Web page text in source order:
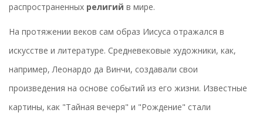
распространенных религий в мире.
На протяжении веков сам образ Иисуса отражался в
искусстве и литературе. Средневековые художники, как,
например, Леонардо да Винчи, создавали свои
произведения на основе событий из его жизни. Известные
картины, как "Тайная вечеря" и "Рождение" стали